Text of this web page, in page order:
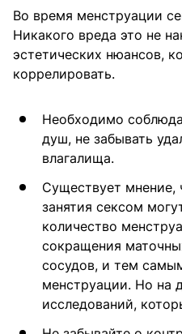
Во время менструации
Никакого вреда это не
эстетических нюансов,
коррелировать.
Необходимо
душ, не забывать
влагалища.
Существует мнение,
занятия сексом
количество
сокращения
сосудов, и тем
менструации. Но на
исследований,